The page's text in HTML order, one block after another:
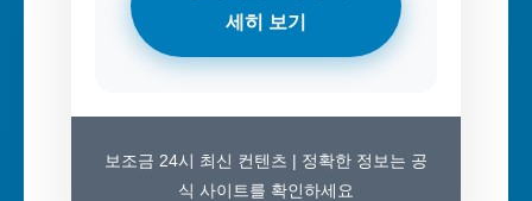
세히 보기
보조금 24시 최신 컨텐츠 | 정확한 정보는 공
식 사이트를 확인하세요